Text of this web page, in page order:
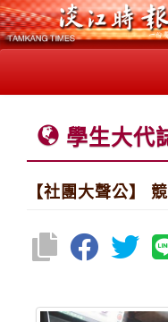
學生大代
【社團大聲公】